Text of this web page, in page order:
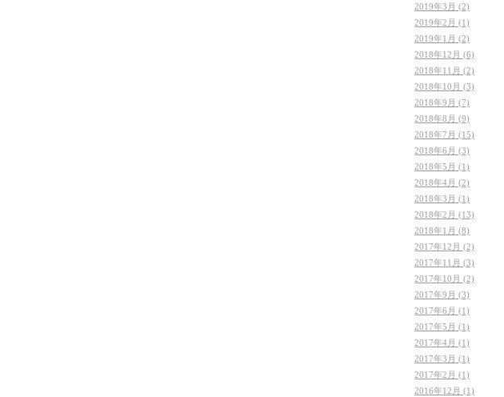
2019年3月 (2)
2019年2月 (1)
2019年1月 (2)
2018年12月 (6)
2018年11月 (2)
2018年10月 (3)
2018年9月 (7)
2018年8月 (9)
2018年7月 (15)
2018年6月 (3)
2018年5月 (1)
2018年4月 (2)
2018年3月 (1)
2018年2月 (13)
2018年1月 (8)
2017年12月 (2)
2017年11月 (3)
2017年10月 (2)
2017年9月 (3)
2017年6月 (1)
2017年5月 (1)
2017年4月 (1)
2017年3月 (1)
2017年2月 (1)
2016年12月 (1)